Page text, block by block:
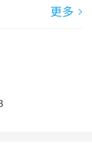
更多